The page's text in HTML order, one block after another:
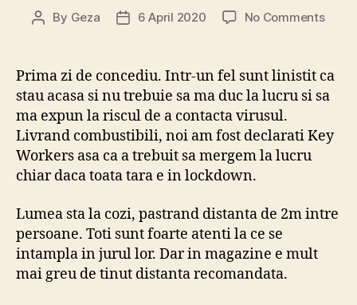
Post
By Geza
Post6 April 2020 No Commentson
6
2020
Prima zi de concediu. Intr-un fel sunt linistit ca
stau acasa si nu trebuie sa ma duc la lucru si sa
ma expun la riscul de a contacta virusul.
Livrand combustibili, noi am fost declarati Key
Workers asa ca a trebuit sa mergem la lucru
chiar daca toata tara e in lockdown.
Lumea sta la cozi, pastrand distanta de 2m intre
persoane. Toti sunt foarte atenti la ce se
intampla in jurul lor. Dar in magazine e mult
mai greu de tinut distanta recomandata.